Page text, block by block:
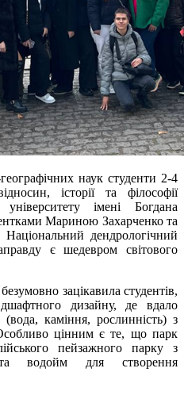
наук студенти 2-4
історії та філософії
імені Богдана
Мариною Захарченко та
дендрологічний
є шедевром світового
зацікавила студентів,
дизайну, де вдало
каміння, рослинність) з
цінним є те, що парк
пейзажного парку з
водойм для створення